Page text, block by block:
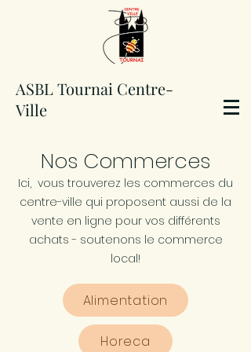
ASBL Tournai Centre-
Ville
Nos Commerces
Ici, vous trouverez les commerces du
centre-ville qui proposent aussi de la
vente en ligne pour vos différents
achats - soutenons le commerce
local!
Alimentation
Horeca